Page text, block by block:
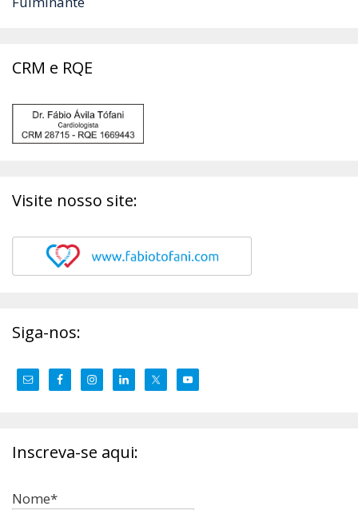
CRM e RQE
Visite nosso site:
Siga-nos:
Inscreva-se aqui:
Nome*